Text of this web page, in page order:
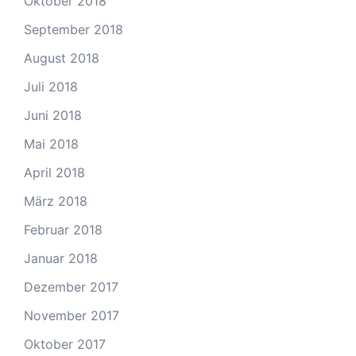
September 2018
August 2018
Juli 2018
Juni 2018
Mai 2018
April 2018
März 2018
Februar 2018
Januar 2018
Dezember 2017
November 2017
Oktober 2017